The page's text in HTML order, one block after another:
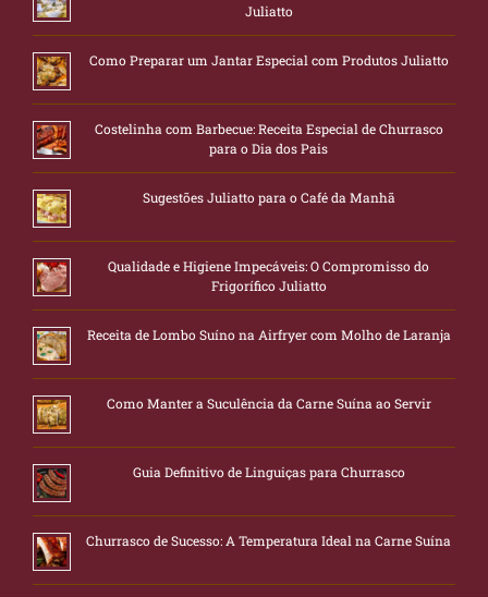
Juliatto
Como Preparar um Jantar Especial com Produtos Juliatto
Costelinha com Barbecue: Receita Especial de Churrasco
para o Dia dos Pais
Sugestões Juliatto para o Café da Manhã
Qualidade e Higiene Impecáveis: O Compromisso do
Frigorífico Juliatto
Receita de Lombo Suíno na Airfryer com Molho de Laranja
Como Manter a Suculência da Carne Suína ao Servir
Guia Definitivo de Linguiças para Churrasco
Churrasco de Sucesso: A Temperatura Ideal na Carne Suína